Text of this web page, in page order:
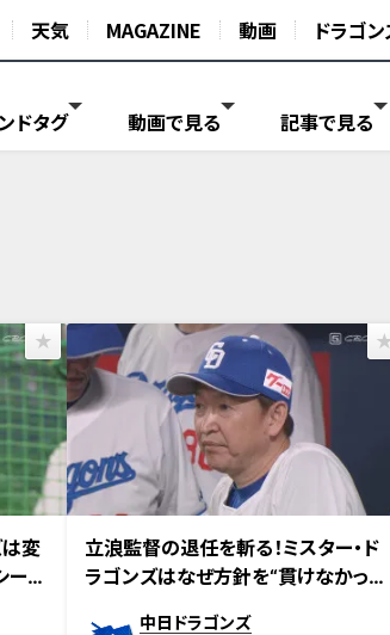
天気 MAGAZINE 動画 ドラゴン
ドタグ 動画で見る 記事で見る
変
ーズ
立浪監督の退任を斬る！ミスター・ド
ラゴンズはなぜ方針を“貫けなかっ
中日ドラゴンズ